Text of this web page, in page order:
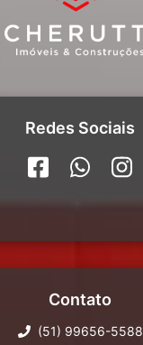
Redes Sociais
Contato
(51) 99656-5588